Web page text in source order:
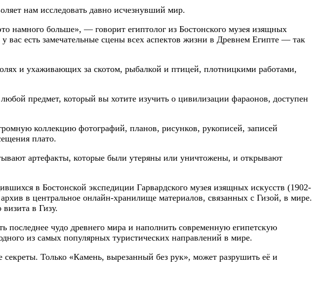
нам исследовать давно исчезнувший мир.
намного больше», — говорит египтолог из Бостонского музея изящных
есть замечательные сцены всех аспектов жизни в Древнем Египте — так
и ухаживающих за скотом, рыбалкой и птицей, плотницкими работами,
предмет, который вы хотите изучить о цивилизации фараонов, доступен
коллекцию фотографий, планов, рисунков, рукописей, записей
плато.
артефакты, которые были утеряны или уничтожены, и открывают
в Бостонской экспедиции Гарвардского музея изящных искусств (1902-
в центральное онлайн-хранилище материалов, связанных с Гизой, в мире.
в Гизу.
чудо древнего мира и наполнить современную египетскую
из самых популярных туристических направлений в мире.
секреты. Только «Камень, вырезанный без рук», может разрушить её и